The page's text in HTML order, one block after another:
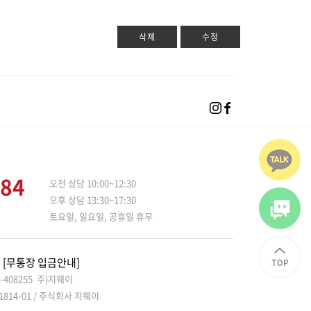
수정
삭제
오전 상담 10:00~12:30
오후 상담 13:30~17:30
토요일, 일요일, 공휴일 휴무
통장 입금안내]
주)지웨이
01 / 주식회사 지웨이